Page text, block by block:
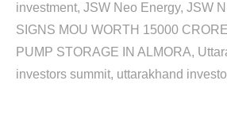
investment JSW Neo Energy JSW
SIGNS MOU WORTH 15000
PUMP STORAGE IN ALMORA
investors summit uttarakhand